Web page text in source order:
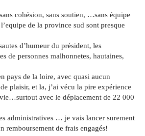
cohésion, sans soutien, …sans équipe
de la province sud sont presque
d’humeur du président, les
de personnes malhonnetes, hautaines,
pays de la loire, avec quasi aucun
plaisir, et la, j’ai vécu la pire expérience
avec le déplacement de 22 000
administratives … je vais lancer surement
remboursement de frais engagés!